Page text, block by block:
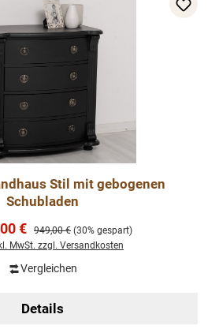
Stil mit gebogenen
Schubladen
€ Regulärer Preis:
949,00 € (30% gespart)
MwSt. zzgl. Versandkosten
Vergleichen
Details